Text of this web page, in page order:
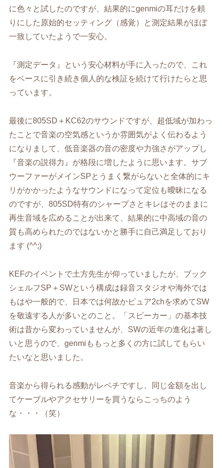
に色々と試したのですが、結果的にgenmiの耳だけを頼
りにした原始的セッティング（感覚）と測定結果がほぼ
一致していたようで一安心。
『測定データ』という安心材料が手に入ったので、これ
をベースに引き続き個人的な検証を続けて行けたらと思
っています。
最後に805SD ＋ KC62のサウンドですが、超低域が加わっ
たことで音楽の空気感というか雰囲気がよく伝わるよう
になりまして、低音楽器の音の密度や力強さがアップし
『音楽の説得力』が格段に増したように思います。サブ
ウーファーがメインSPとうまく繋がらないと全体的にキ
リがかかったようなサウンドになって定位も曖昧になる
のですが、805SD特有のシャープさとキレはそのままに
再生音域を広めることが出来て、結果的に中高域の音の
質も高められたのではないかと勝手に自己満足しており
ます (^^;)
KEFのイベントで土方先生が仰っていましたが、ブック
シェルフSP＋ SWという構成は録音スタジオや海外では
もはや一般的で、日本では何故かピュア2chを求めてSW
を敬遠する人が多いとのこと。「スピーカー」の基本技
術は昔から変わっていませんが、 SWの近年の進化は著し
いと思うので、genmi ももっと多くの方に試してもらい
たいなと思いました。
音楽から得られる感動がレベチですし、同じ金額を出し
てケーブルやアクセサリーを買うならこっちのよう
な・・・（笑）